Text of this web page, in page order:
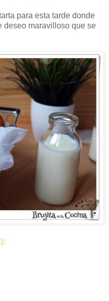
para esta tarde donde
deseo maravilloso que se